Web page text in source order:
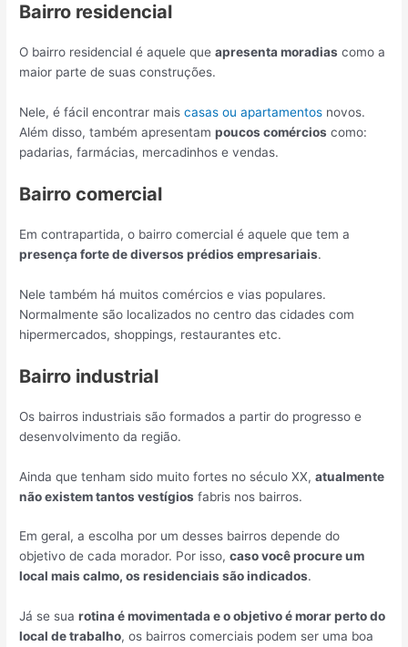
Bairro residencial
O bairro residencial é aquele queapresenta moradias como a
maior parte de suas construções.
Nele, é fácil encontrar maiscasas ou apartamentos novos.
Além disso, também apresentampoucos comércios como:
padarias, farmácias, mercadinhos e vendas.
Bairro comercial
Em contrapartida, o bairro comercial é aquele que tem a
presença forte de diversos prédios empresariais.
Nele também há muitos comércios e vias populares.
Normalmente são localizados no centro das cidades com
hipermercados, shoppings, restaurantes etc.
Bairro industrial
Os bairros industriais são formados a partir do progresso e
desenvolvimento da região.
Ainda que tenham sido muito fortes no século XX,atualmente
não existem tantos vestígios fabris nos bairros.
Em geral, a escolha por um desses bairros depende do
objetivo de cada morador. Por isso,caso você procure um
local mais calmo, os residenciais são indicados.
Já se suarotina é movimentada e o objetivo é morar perto do
local de trabalho, os bairros comerciais podem ser uma boa